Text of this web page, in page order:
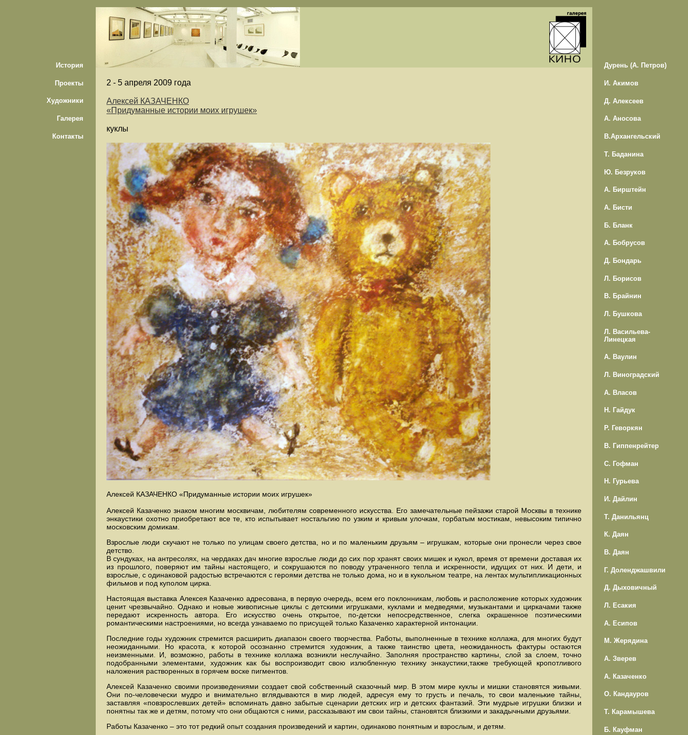
История
Проекты
Художники
Галерея
Контакты
2 - 5 апреля 2009 года
Алексей КАЗАЧЕНКО
«Придуманные истории моих игрушек»
куклы
Алексей КАЗАЧЕНКО «Придуманные истории моих игрушек»
Алексей Казаченко знаком многим москвичам, любителям современного искусства. Его замечательные пейзажи старой Москвы в технике
энкаустики охотно приобретают все те, кто испытывает ностальгию по узким и кривым улочкам, горбатым мостикам, невысоким типично
московским домикам.
Взрослые люди скучают не только по улицам своего детства, но и по маленьким друзьям – игрушкам, которые они пронесли через свое
детство.
В сундуках, на антресолях, на чердаках дач многие взрослые люди до сих пор хранят своих мишек и кукол, время от времени доставая их
из прошлого, поверяют им тайны настоящего, и сокрушаются по поводу утраченного тепла и искренности, идущих от них. И дети, и
взрослые, с одинаковой радостью встречаются с героями детства не только дома, но и в кукольном театре, на лентах мультипликационных
фильмов и под куполом цирка.
Настоящая выставка Алексея Казаченко адресована, в первую очередь, всем его поклонникам, любовь и расположение которых художник
ценит чрезвычайно. Однако и новые живописные циклы с детскими игрушками, куклами и медведями, музыкантами и циркачами также
передают искренность автора. Его искусство очень открытое, по-детски непосредственное, слегка окрашенное поэтическими
романтическими настроениями, но всегда узнаваемо по присущей только Казаченко характерной интонации.
Последние годы художник стремится расширить диапазон своего творчества. Работы, выполненные в технике коллажа, для многих будут
неожиданными. Но красота, к которой осознанно стремится художник, а также таинство цвета, неожиданность фактуры остаются
неизменными. И, возможно, работы в технике коллажа возникли неслучайно. Заполняя пространство картины, слой за слоем, точно
подобранными элементами, художник как бы воспроизводит свою излюбленную технику энкаустики,также требующей кропотливого
наложения растворенных в горячем воске пигментов.
Алексей Казаченко своими произведениями создает свой собственный сказочный мир. В этом мире куклы и мишки становятся живыми.
Они по-человечески мудро и внимательно вглядываются в мир людей, адресуя ему то грусть и печаль, то свои маленькие тайны,
заставляя «повзрослевших детей» вспоминать давно забытые сценарии детских игр и детских фантазий. Эти мудрые игрушки близки и
понятны так же и детям, потому что они общаются с ними, рассказывают им свои тайны, становятся близкими и закадычными друзьями.
Работы Казаченко – это тот редкий опыт создания произведений и картин, одинаково понятным и взрослым, и детям.
Дурень (А. Петров)
И. Акимов
Д. Алексеев
А. Аносова
В.Архангельский
Т. Баданина
Ю. Безруков
А. Бирштейн
А. Бисти
Б. Бланк
А. Бобрусов
Д. Бондарь
Л. Борисов
В. Брайнин
Л. Бушкова
Л. Васильева-
Линецкая
А. Ваулин
Л. Виноградский
А. Власов
Н. Гайдук
Р. Геворкян
В. Гиппенрейтер
С. Гофман
Н. Гурьева
И. Дайлин
Т. Данильянц
К. Даян
В. Даян
Г. Доленджашвили
Д. Дыховичный
Л. Есакия
А. Есипов
М. Жерядина
А. Зверев
А. Казаченко
О. Кандауров
Т. Карамышева
Б. Кауфман